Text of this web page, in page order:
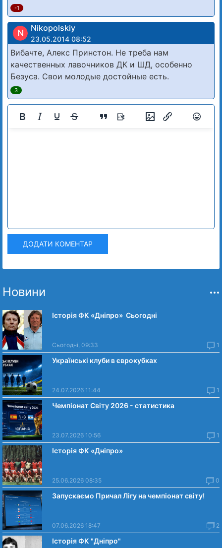
-1
N Nikopolskiy
23.05.2014 08:52
Вибачте, Алекс Принстон. Не треба нам
качественных лавочников ДК и ШД, особенно
Безуса. Свои молодые достойные есть.
3
ДОДАТИ КОМЕНТАР
Новини
Історія ФК «Дніпро» Сьогодні
Сьогодні, 09:33 1
Українські клуби в єврокубках
24.07.2026 11:44 1
Чемпіонат Світу 2026 - статистика
23.07.2026 10:56 1
Історія ФК «Дніпро»
25.06.2026 08:35 0
Запускаємо Причал Лігу на чемпіонат світу!
07.06.2026 18:47 2
Історія ФК "Дніпро"